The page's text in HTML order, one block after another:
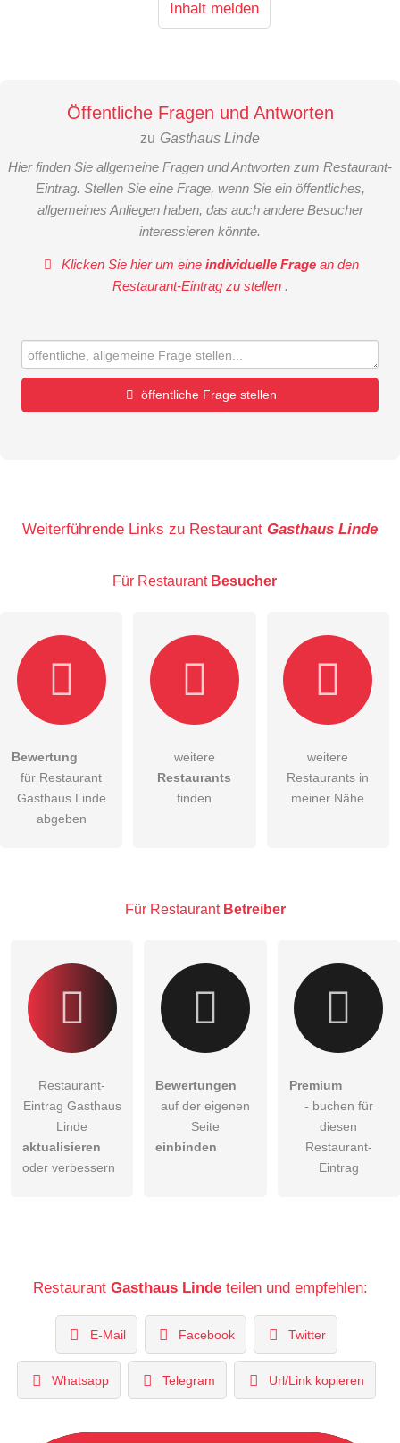
Inhalt melden
Öffentliche Fragen und Antworten
zu Gasthaus Linde
Hier finden Sie allgemeine Fragen und Antworten zum Restaurant-
Eintrag. Stellen Sie eine Frage, wenn Sie ein öffentliches,
allgemeines Anliegen haben, das auch andere Besucher
interessieren könnte.
Klicken Sie hier um eineindividuelle Frage an den
Restaurant-Eintrag zu stellen .
öffentliche Frage stellen
E-Mail-Adresse (wird nicht veröffentlicht)
Hiermit akzeptiere ich dieAGB
DieDatenschutzerklärung habe ich zur Kenntnis genommen.
Besucher sichtbar.
Weiterführende Links zu Restaurant Gasthaus Linde
Für Restaurant Besucher
Bewertung
für Restaurant
Gasthaus Linde
abgeben
weitere
Restaurants
finden
weitere
Restaurants in
meiner Nähe
Für Restaurant Betreiber
Restaurant-
Eintrag Gasthaus
Linde
aktualisieren
oder verbessern
Bewertungen
auf der eigenen
Seite
einbinden
Premium
- buchen für
diesen
Restaurant-
Eintrag
Restaurant Gasthaus Lindeteilen und empfehlen:
E-Mail Facebook Twitter
Whatsapp Telegram Url/Link kopieren